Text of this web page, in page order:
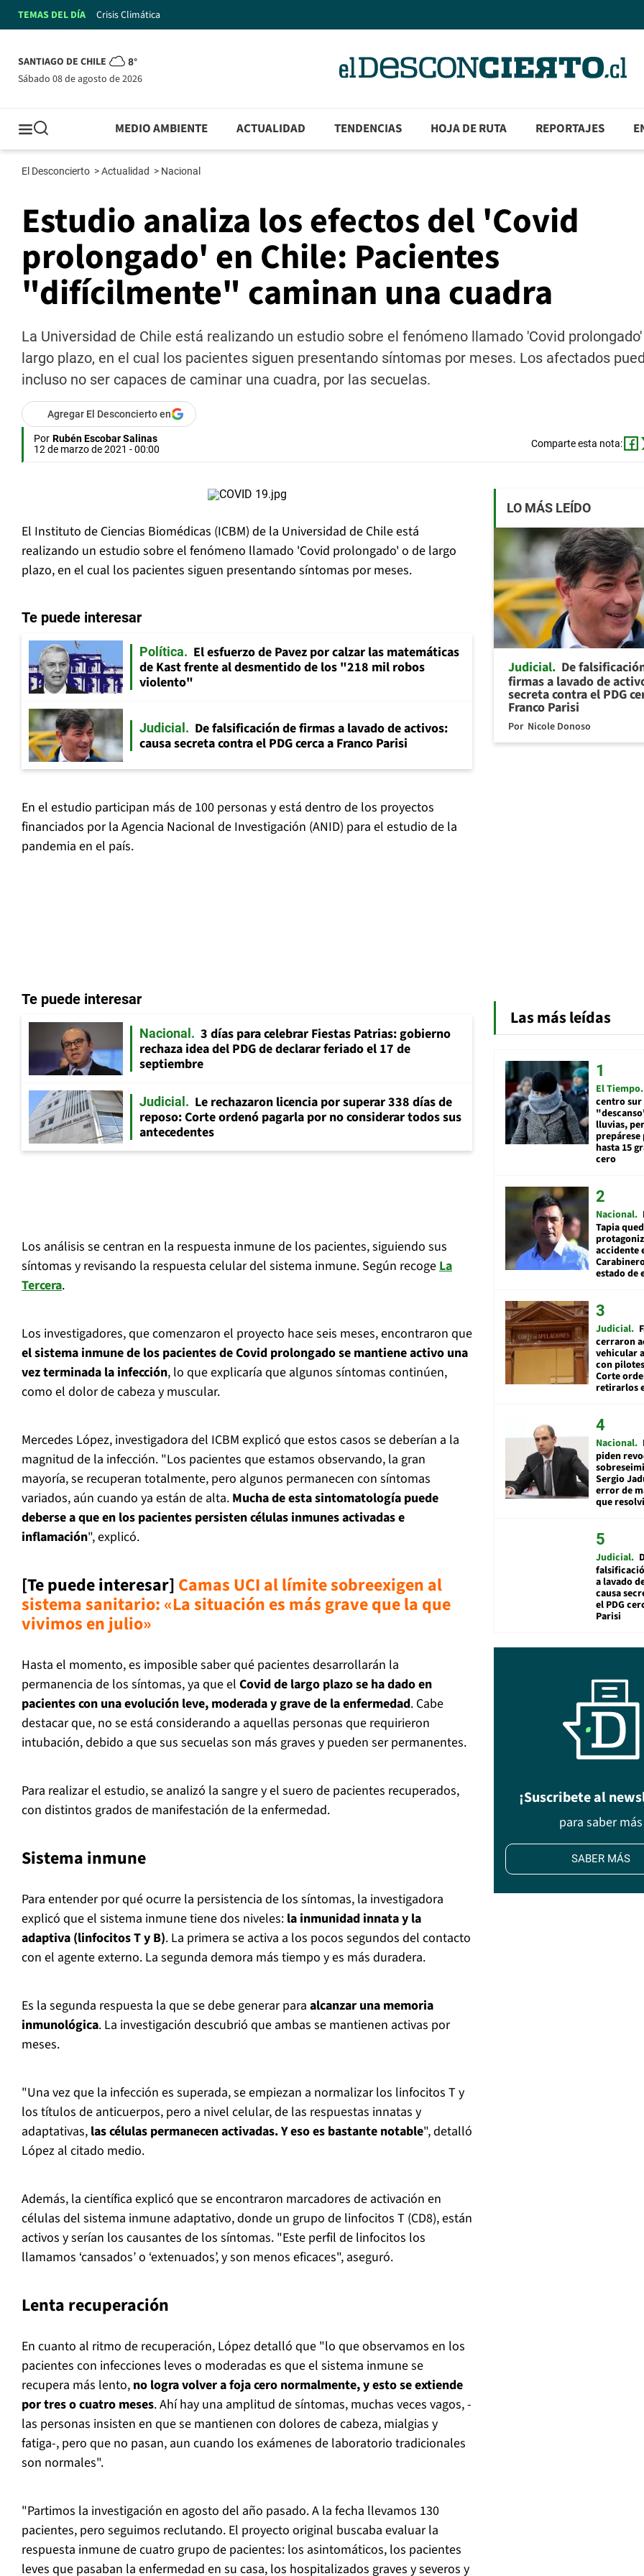
TEMAS DEL DÍA Crisis Climática
SANTIAGO DE CHILE 8°
sábado 08 de agosto de 2026
MEDIO AMBIENTE ACTUALIDAD TENDENCIAS HOJA DE RUTA REPORTAJES
El Desconcierto >Actualidad > Nacional
Estudio analiza los efectos del 'Covid
prolongado' en Chile: Pacientes
"difícilmente" caminan una cuadra
La Universidad de Chile está realizando un estudio sobre el fenómeno llamado 'Covid prolongado'
largo plazo, en el cual los pacientes siguen presentando síntomas por meses. Los afectados
incluso no ser capaces de caminar una cuadra, por las secuelas.
Agregar El Desconcierto en
Por Rubén Escobar Salinas
12 de marzo de 2021 - 00:00
Comparte esta nota:
El Instituto de Ciencias Biomédicas (ICBM) de la Universidad de Chile está
realizando un estudio sobre el fenómeno llamado 'Covid prolongado' o de largo
plazo, en el cual los pacientes siguen presentando síntomas por meses.
Te puede interesar
Política
El esfuerzo de Pavez por calzar las matemáticas
de Kast frente al desmentido de los "218 mil robos
violento"
Judicial
De falsificación de firmas a lavado de activos:
causa secreta contra el PDG cerca a Franco Parisi
En el estudio participan más de 100 personas y está dentro de los proyectos
financiados por la Agencia Nacional de Investigación (ANID) para el estudio de la
pandemia en el país.
Te puede interesar
Nacional
3 días para celebrar Fiestas Patrias: gobierno
rechaza idea del PDG de declarar feriado el 17 de
septiembre
Judicial
Le rechazaron licencia por superar 338 días de
reposo: Corte ordenó pagarla por no considerar todos sus
antecedentes
Los análisis se centran en la respuesta inmune de los pacientes, siguiendo sus
síntomas y revisando la respuesta celular del sistema inmune. Según recogeLa
Tercera.
Los investigadores, que comenzaron el proyecto hace seis meses, encontraron que
el sistema inmune de los pacientes de Covid prolongado se mantiene activo una
vez terminada la infección, lo que explicaría que algunos síntomas continúen,
como el dolor de cabeza y muscular.
Mercedes López, investigadora del ICBM explicó que estos casos se deberían a la
magnitud de la infección. "Los pacientes que estamos observando, la gran
mayoría, se recuperan totalmente, pero algunos permanecen con síntomas
variados, aún cuando ya están de alta. Mucha de esta sintomatología puede
deberse a que en los pacientes persisten células inmunes activadas e
inflamación", explicó.
[Te puede interesar] Camas UCI al límite sobreexigen al
sistema sanitario: «La situación es más grave que la que
vivimos en julio»
Hasta el momento, es imposible saber qué pacientes desarrollarán la
permanencia de los síntomas, ya que el Covid de largo plazo se ha dado en
pacientes con una evolución leve, moderada y grave de la enfermedad. Cabe
destacar que, no se está considerando a aquellas personas que requirieron
intubación, debido a que sus secuelas son más graves y pueden ser permanentes.
Para realizar el estudio, se analizó la sangre y el suero de pacientes recuperados,
con distintos grados de manifestación de la enfermedad.
Sistema inmune
Para entender por qué ocurre la persistencia de los síntomas, la investigadora
explicó que el sistema inmune tiene dos niveles: la inmunidad innata y la
adaptiva (linfocitos T y B). La primera se activa a los pocos segundos del contacto
con el agente externo. La segunda demora más tiempo y es más duradera.
Es la segunda respuesta la que se debe generar para alcanzar una memoria
inmunológica. La investigación descubrió que ambas se mantienen activas por
meses.
"Una vez que la infección es superada, se empiezan a normalizar los linfocitos T y
los títulos de anticuerpos, pero a nivel celular, de las respuestas innatas y
adaptativas, las células permanecen activadas. Y eso es bastante notable", detalló
López al citado medio.
Además, la científica explicó que se encontraron marcadores de activación en
células del sistema inmune adaptativo, donde un grupo de linfocitos T (CD8), están
activos y serían los causantes de los síntomas. "Este perfil de linfocitos los
llamamos ‘cansados’ o ‘extenuados’, y son menos eficaces", aseguró.
Lenta recuperación
En cuanto al ritmo de recuperación, López detalló que "lo que observamos en los
pacientes con infecciones leves o moderadas es que el sistema inmune se
recupera más lento, no logra volver a foja cero normalmente, y esto se extiende
por tres o cuatro meses. Ahí hay una amplitud de síntomas, muchas veces vagos, -
las personas insisten en que se mantienen con dolores de cabeza, mialgias y
fatiga-, pero que no pasan, aun cuando los exámenes de laboratorio tradicionales
son normales".
"Partimos la investigación en agosto del año pasado. A la fecha llevamos 130
pacientes, pero seguimos reclutando. El proyecto original buscaba evaluar la
respuesta inmune de cuatro grupo de pacientes: los asintomáticos, los pacientes
leves que pasaban la enfermedad en su casa, los hospitalizados graves y severos y
LO MÁS LEÍDO
Judicial De
firmas a lavado de
secreta contra el PDG
Franco Parisi
Por Nicole Donoso
Las más leídas
El Tiempo
centro
lluvias,
hasta 15
cero
Nacional
Tapia
accidente
estado de
Judicial
cerraron
vehicular
con
Corte
retirarlos
Nacional
piden
Sergio
error de
que
Judicial
a lavado
causa
el PDG
Parisi
¡Suscribete al
para saber más
SABER MÁS